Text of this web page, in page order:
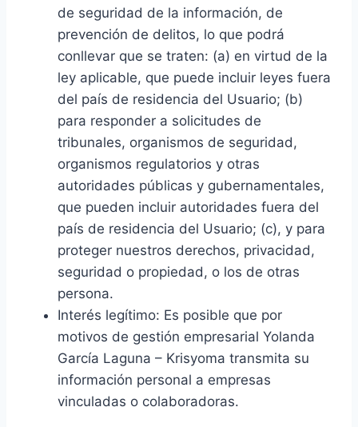
de seguridad de la información, de
prevención de delitos, lo que podrá
conllevar que se traten: (a) en virtud de la
ley aplicable, que puede incluir leyes fuera
del país de residencia del Usuario; (b)
para responder a solicitudes de
tribunales, organismos de seguridad,
organismos regulatorios y otras
autoridades públicas y gubernamentales,
que pueden incluir autoridades fuera del
país de residencia del Usuario; (c), y para
proteger nuestros derechos, privacidad,
seguridad o propiedad, o los de otras
persona.
Interés legítimo: Es posible que por
motivos de gestión empresarial Yolanda
García Laguna – Krisyoma transmita su
información personal a empresas
vinculadas o colaboradoras.